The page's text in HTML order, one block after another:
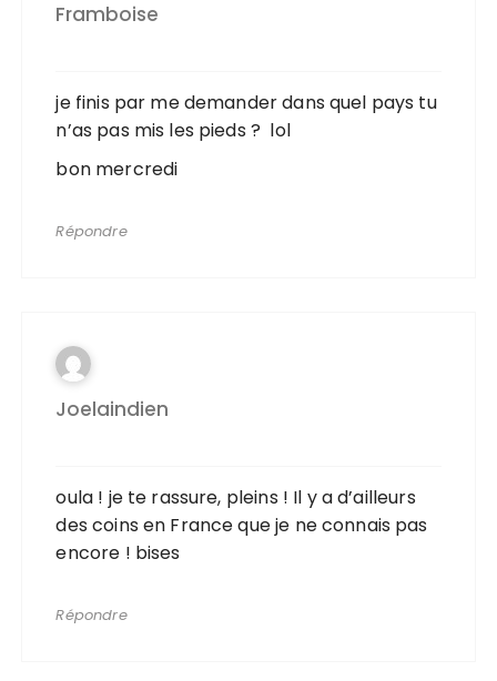
Framboise
je finis par me demander dans quel pays tu
n’as pas mis les pieds ? lol
bon mercredi
Répondre
Joelaindien
oula ! je te rassure, pleins ! Il y a d’ailleurs
des coins en France que je ne connais pas
encore ! bises
Répondre